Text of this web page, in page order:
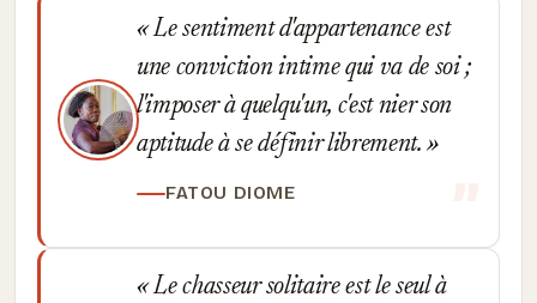
Le sentiment d'appartenance est
une conviction intime qui va de soi ;
l'imposer à quelqu'un, c'est nier son
aptitude à se définir librement.
FATOU DIOME
Le chasseur solitaire est le seul à